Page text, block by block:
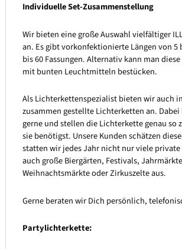
Individuelle Set-Zusammenstellung
Wir bieten eine große Auswahl vielfältiger
an. Es gibt vorkonfektionierte Längen von 5
bis 60 Fassungen. Alternativ kann man
mit bunten Leuchtmitteln bestücken.
Als Lichterkettenspezialist bieten wir auch
zusammen gestellte Lichterketten an.
gerne und stellen die Lichterkette genau so
sie benötigst. Unsere Kunden schätzen
statten wir jedes Jahr nicht nur viele private
auch große Biergärten, Festivals,
Weihnachtsmärkte oder Zirkuszelte aus.
Gerne beraten wir Dich persönlich,
Partylichterkette: